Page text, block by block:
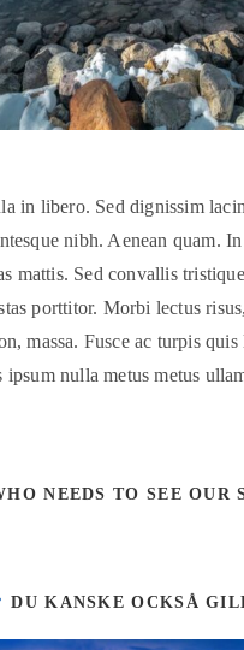
in libero. Sed dignissim
nibh. Aenean quam.
mattis. Sed convallis
porttitor. Morbi lectus
massa. Fusce ac turpis quis
nulla metus metus
NEEDS TO SEE OUR
DU KANSKE OCKSÅ